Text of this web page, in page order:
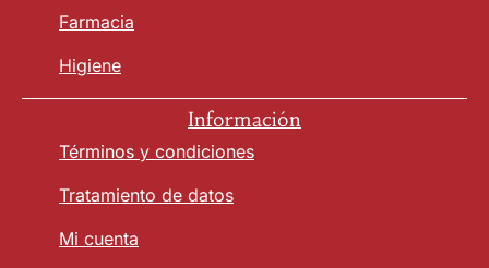
Farmacia
Higiene
Información
Términos y condiciones
Tratamiento de datos
Mi cuenta